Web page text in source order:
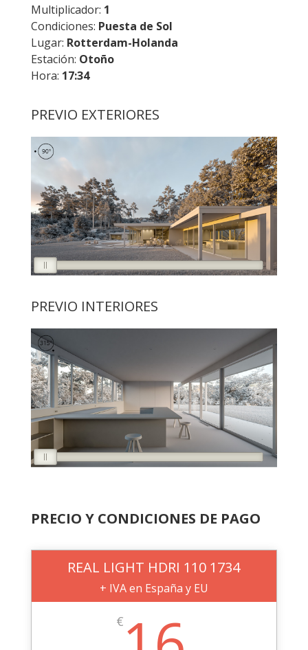
Multiplicador: 1
Condiciones: Puesta de Sol
Lugar: Rotterdam-Holanda
Estación: Otoño
Hora: 17:34
PREVIO EXTERIORES
PREVIO INTERIORES
PRECIO Y CONDICIONES DE PAGO
REAL LIGHT HDRI 110 1734
+ IVA en España y EU
€